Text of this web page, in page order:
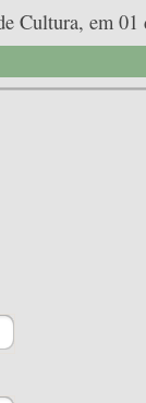
Cultura, em